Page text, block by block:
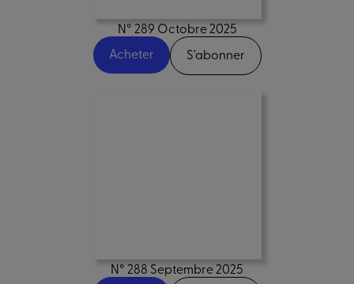
N° 289 Octobre 2025
Acheter
S'abonner
N° 288 Septembre 2025